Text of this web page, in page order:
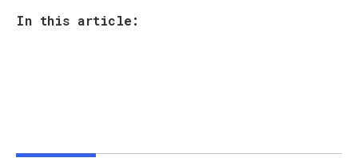
In this article: